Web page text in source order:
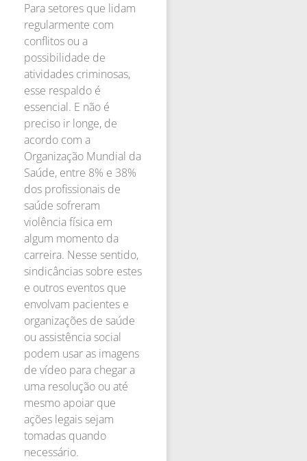
Para setores que lidam
regularmente com
conflitos ou a
possibilidade de
atividades criminosas,
esse respaldo é
essencial. E não é
preciso ir longe, de
acordo com a
Organização Mundial da
Saúde, entre 8% e 38%
dos profissionais de
saúde sofreram
violência física em
algum momento da
carreira. Nesse sentido,
sindicâncias sobre estes
e outros eventos que
envolvam pacientes e
organizações de saúde
ou assistência social
podem usar as imagens
de vídeo para chegar a
uma resolução ou até
mesmo apoiar que
ações legais sejam
tomadas quando
necessário.